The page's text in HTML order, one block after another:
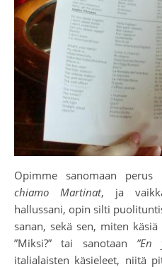
Opimme sanomaan perus
chiamo Martinat, ja
hallussani, opin silti
sanan, sekä sen, miten
”Miksi?” tai sanotaan ”En
italialaisten käsieleet, niitä